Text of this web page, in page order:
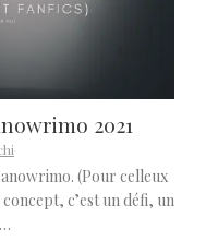
2021
(Pour celleux
c’est un défi, un